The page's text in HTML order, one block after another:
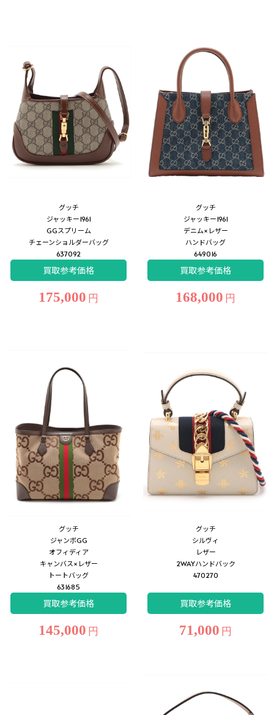
グッチ
ジャッキー1961
GGスプリーム
チェーンショルダーバッグ
637092
買取参考価格
175,000 円
グッチ
ジャッキー1961
デニム×レザー
ハンドバッグ
649016
買取参考価格
168,000 円
グッチ
ジャンボGG
オフィディア
キャンバス×レザー
トートバッグ
631685
買取参考価格
145,000 円
グッチ
シルヴィ
レザー
2WAYハンドバック
470270
買取参考価格
71,000 円